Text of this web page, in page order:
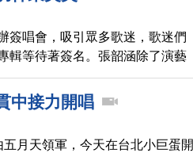
簽唱會，吸引眾多歌迷，歌迷們
輯等待著簽名。張韶涵除了演藝
歌迷十分關心他的身體狀況。
中接力開唱
月天領軍，今天在台北小巨蛋開